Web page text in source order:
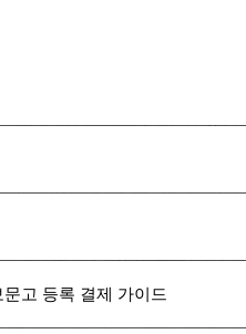
고 등록 결제 가이드